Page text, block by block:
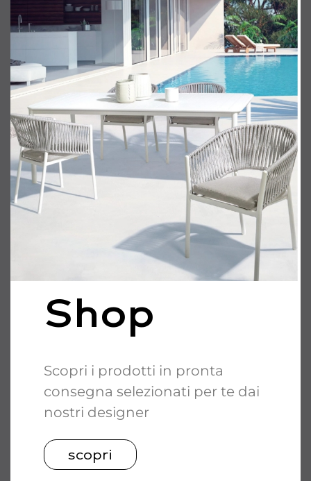
Shop
Scopri i prodotti in pronta
consegna selezionati per te dai
nostri designer
scopri